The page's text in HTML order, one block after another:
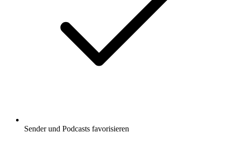
Sender und Podcasts favorisieren